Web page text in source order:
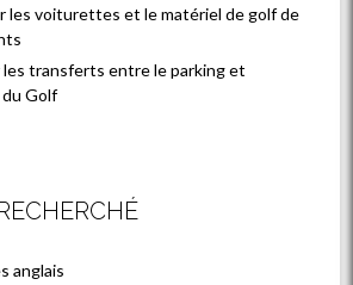
les voiturettes et le matériel de golf de
transferts entre le parking et
Golf
anglais